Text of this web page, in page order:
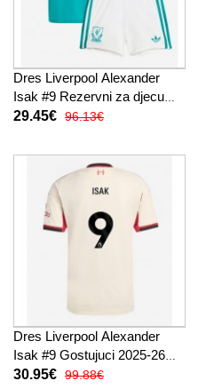
Dres Liverpool Alexander
Isak #9 Rezervni za djecu
2025-26 Kratak Rukav (+
29.45€ 96.13€
Dres Liverpool Alexander
Isak #9 Gostujuci 2025-26
Kratak Rukav
30.95€ 99.88€